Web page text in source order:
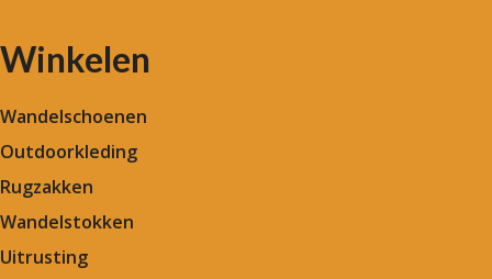
Winkelen
Wandelschoenen
Outdoorkleding
Rugzakken
Wandelstokken
Uitrusting